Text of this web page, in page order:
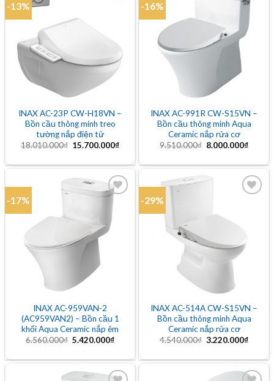
-13%
wishlist
INAX AC-23P CW-H18VN –
Bồn cầu thông minh treo
tường nắp điện tử
18.010.000₫ Giá
18.010.000₫.
15.700.000₫Giá
là:
15.700.000₫.
-16%
Add to
wishlist
INAX AC-991R CW-S15VN –
Bồn cầu thông minh Aqua
Ceramic nắp rửa cơ
9.510.000₫ Giá
9.510.000₫.
8.000.000₫Giá
là:
-17%
Add to
wishlist
INAX AC-959VAN-2
(AC959VAN2) – Bồn cầu 1
khối Aqua Ceramic nắp êm
6.560.000₫ Giá
6.560.000₫.
5.420.000₫Giá
là:
5.420.000₫.
-29%
INAX AC-514A CW-S15VN –
Bồn cầu thông minh Aqua
Ceramic nắp rửa cơ
4.540.000₫ Giá
4.540.000₫.
3.220.000₫Giá
là: